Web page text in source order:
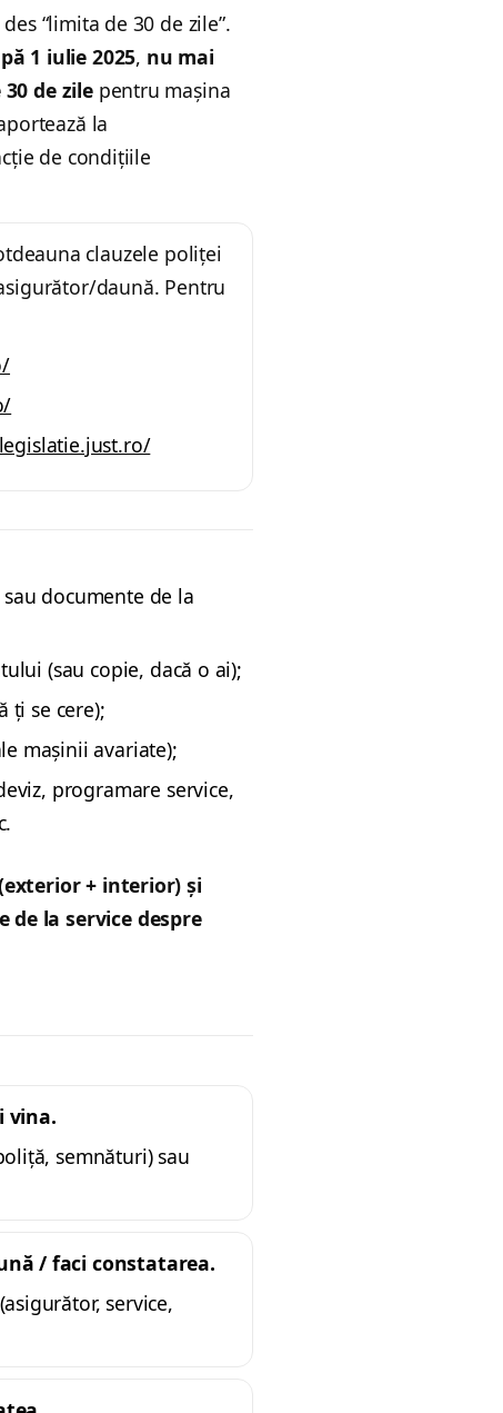
“limita de 30 de zile”.
1 iulie 2025, nu mai
de zilepentru mașina
la
de condițiile
clauzele poliței
daună. Pentru
documente de la
(sau copie, dacă o ai);
ți se cere);
mașinii avariate);
programare service,
+ interior) și
de la service despre
vina.
semnături) sau
/ faci constatarea.
service,